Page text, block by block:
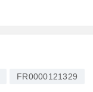
FR0000121329